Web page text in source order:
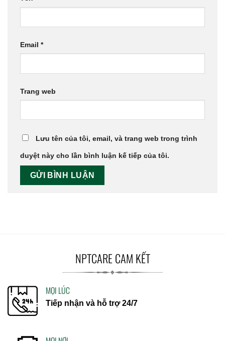
Email *
Trang web
Lưu tên của tôi, email, và trang web trong trình
duyệt này cho lần bình luận kế tiếp của tôi.
NPTCARE CAM KẾT
MỌI LÚC
Tiếp nhận và hỗ trợ 24/7